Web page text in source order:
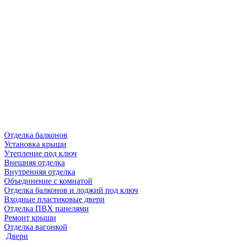
Отделка балконов
Установка крыши
Утепление под ключ
Внешняя отделка
Внутренняя отделка
Объединение с комнатой
Отделка балконов и лоджий под ключ
Входные пластиковые двери
Отделка ПВХ панелями
Ремонт крыши
Отделка вагонкой
Двери